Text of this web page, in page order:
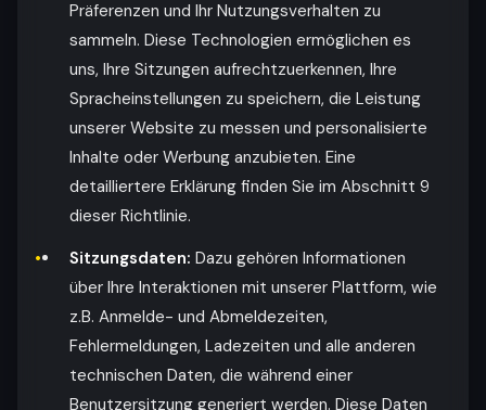
Präferenzen und Ihr Nutzungsverhalten zu
sammeln. Diese Technologien ermöglichen es
uns, Ihre Sitzungen aufrechtzuerkennen, Ihre
Spracheinstellungen zu speichern, die Leistung
unserer Website zu messen und personalisierte
Inhalte oder Werbung anzubieten. Eine
detailliertere Erklärung finden Sie im Abschnitt 9
dieser Richtlinie.
Sitzungsdaten: Dazu gehören Informationen
über Ihre Interaktionen mit unserer Plattform, wie
z.B. Anmelde- und Abmeldezeiten,
Fehlermeldungen, Ladezeiten und alle anderen
technischen Daten, die während einer
Benutzersitzung generiert werden. Diese Daten